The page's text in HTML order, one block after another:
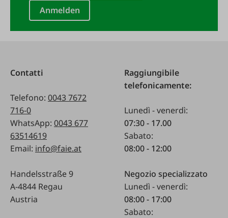
Anmelden
Contatti
Telefono: 0043 7672
716-0
WhatsApp: 0043 677
63514619
Email: info@faie.at
Handelsstraße 9
A-4844 Regau
Austria
Raggiungibile
telefonicamente:
Lunedì - venerdì:
07:30 - 17.00
Sabato:
08:00 - 12:00
Negozio specializzato
Lunedì - venerdì:
08:00 - 17:00
Sabato: